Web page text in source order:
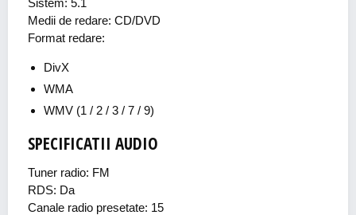
Medii de redare: CD/DVD
Format redare:
DivX
WMA
WMV (1 / 2 / 3 / 7 / 9)
SPECIFICATII AUDIO
Tuner radio: FM
RDS: Da
Canale radio presetate: 15